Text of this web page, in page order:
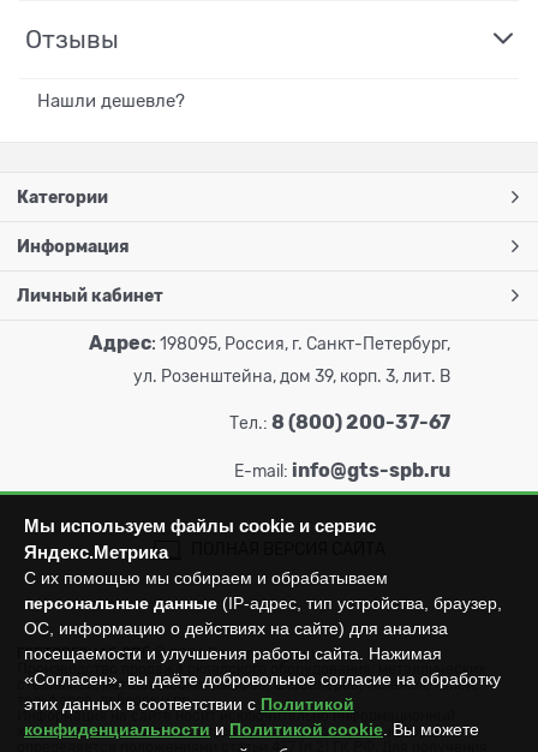
Отзывы
Нашли дешевле?
Категории
Информация
Личный кабинет
Адрес: 198095, Россия, г. Санкт-Петербург,
ул. Розенштейна, дом 39, корп. 3, лит. В
Тел.: 8 (800) 200-37-67
E-mail: info@gts-spb.ru
ГОРТОРГСНАБ СПб © 2026Все права защищены.
Производство продажа складского оборудования: металлических
стеллажей, металлических шкафов, штабелеров, тележек, талей,
тельферов, лебедок и пр.
Информация на сайте носит исключительно информационный
характер и не может считаться публичной офертой, которая
определяется положениями статьи 437 (п.2) ГК РФ. Для получения
Мы используем файлы cookie и сервис
Яндекс.Метрика
С их помощью мы собираем и обрабатываем
персональные данные (IP-адрес, тип устройства, браузер,
ОС, информацию о действиях на сайте) для анализа
посещаемости и улучшения работы сайта. Нажимая
«Согласен», вы даёте добровольное согласие на обработку
этих данных в соответствии с Политикой
конфиденциальности и Политикой cookie . Вы можете